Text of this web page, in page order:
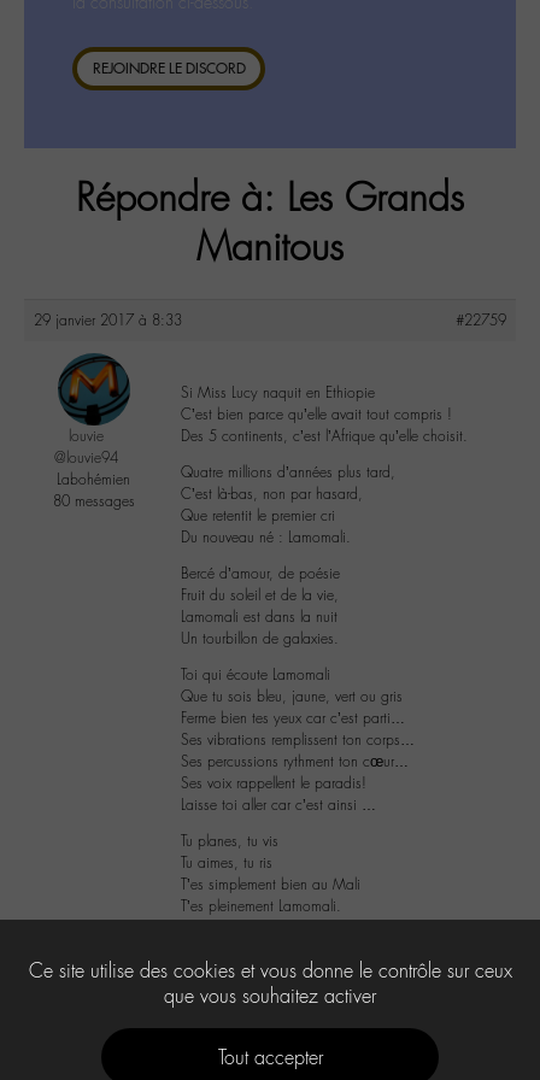
REJOINDRE LE DISCORD
Répondre à: Les Grands
Manitous
29 janvier 2017 à 8:33 #22759
louvie
@louvie94
Labohémien
80 messages
Si Miss Lucy naquit en Ethiopie
C’est bien parce qu’elle avait tout compris !
Des 5 continents, c’est l’Afrique qu’elle choisit.
Quatre millions d’années plus tard,
C’est là-bas, non par hasard,
Que retentit le premier cri
Du nouveau né : Lamomali.
Bercé d’amour, de poésie
Fruit du soleil et de la vie,
Lamomali est dans la nuit
Un tourbillon de galaxies.
Toi qui écoute Lamomali
Que tu sois bleu, jaune, vert ou gris
Ferme bien tes yeux car c’est parti…
Ses vibrations remplissent ton corps…
Ses percussions rythment ton cœur…
Ses voix rappellent le paradis!
Laisse toi aller car c’est ainsi …
Tu planes, tu vis
Tu aimes, tu ris
T’es simplement bien au Mali
T’es pleinement Lamomali.
Ce site utilise des cookies et vous donne le contrôle sur ceux
que vous souhaitez activer
Tout accepter